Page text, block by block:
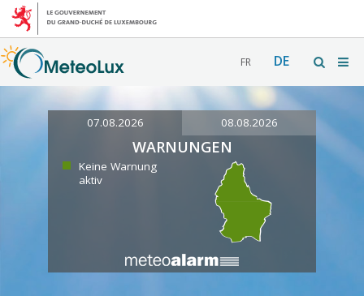
FR DE
07.08.2026 08.08.2026
WARNUNGEN
Keine Warnung
aktiv